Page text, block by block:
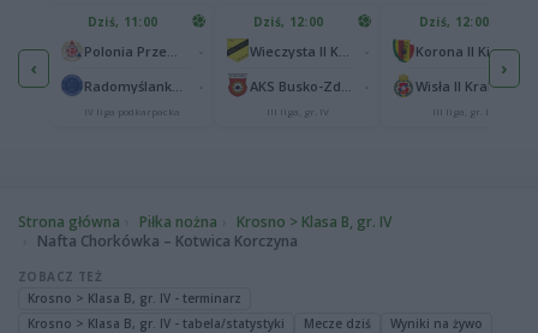
‹
1
1
Dziś, 11:00
IV liga podkarpacka
Dziś, 12:00
III liga, gr. IV
Dziś, 12:00
Korona II Kielce
Wisła II Kraków
III liga, gr. IV
›
Strona główna Piłka nożna
Krosno > Klasa B, gr. IV
Nafta Chorkówka – Kotwica Korczyna
ZOBACZ TEŻ
Krosno > Klasa B, gr. IV - terminarz
Krosno > Klasa B, gr. IV - tabela/statystyki
Mecze dziś Wyniki na żywo